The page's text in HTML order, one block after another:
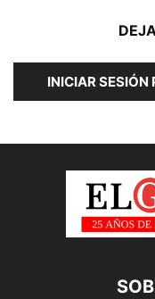
INICIAR SESIÓN